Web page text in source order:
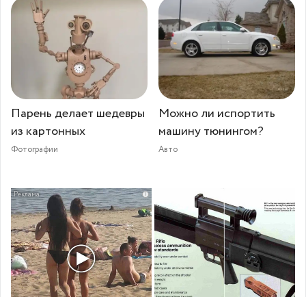
Парень делает шедевры
из картонных
Фотографии
Можно ли испортить
машину тюнингом?
Авто
i